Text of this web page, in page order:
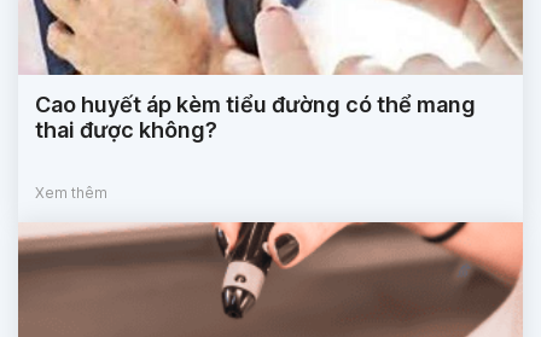
Cao huyết áp kèm tiểu đường có thể mang
thai được không?
Xem thêm